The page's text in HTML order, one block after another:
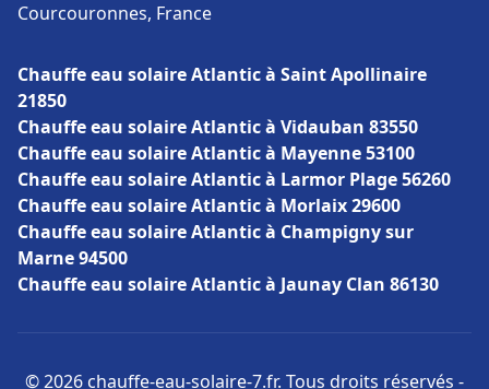
Courcouronnes, France
Chauffe eau solaire Atlantic à Saint Apollinaire
21850
Chauffe eau solaire Atlantic à Vidauban 83550
Chauffe eau solaire Atlantic à Mayenne 53100
Chauffe eau solaire Atlantic à Larmor Plage 56260
Chauffe eau solaire Atlantic à Morlaix 29600
Chauffe eau solaire Atlantic à Champigny sur
Marne 94500
Chauffe eau solaire Atlantic à Jaunay Clan 86130
© 2026 chauffe-eau-solaire-7.fr. Tous droits réservés -